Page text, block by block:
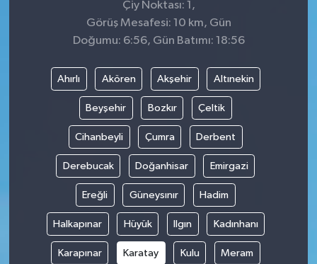
Çiy Noktası: 1,
Görüş Mesafesi: 10 km, Gün
Doğumu: 6:56, Gün Batımı: 18:56
Ahırlı Akören Akşehir Altınekin
Beyşehir Bozkır Çeltik
Cihanbeyli Çumra Derbent
Derebucak Doğanhisar Emirgazi
Ereğli Güneysınır Hadim
Halkapınar Hüyük Ilgın Kadınhanı
Karapınar Karatay Kulu Meram